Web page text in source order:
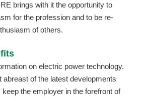
brings with it the opportunity to
for the profession and to be re-
of others.
on electric power technology.
abreast of the latest developments
the employer in the forefront of